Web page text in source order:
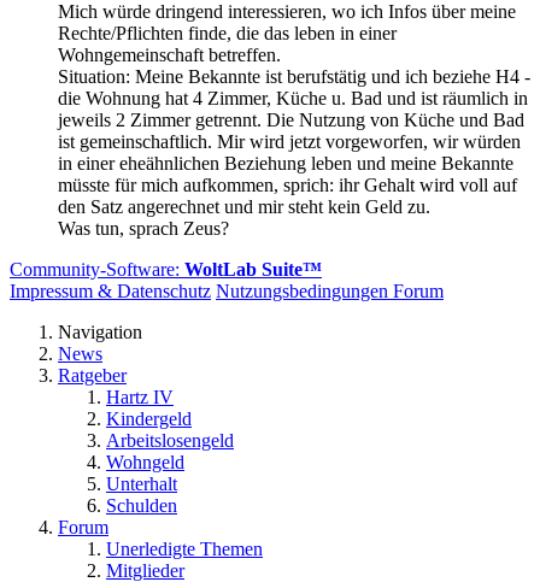
Mich würde dringend interessieren, wo ich Infos über meine
Rechte/Pflichten finde, die das leben in einer
Wohngemeinschaft betreffen.
Situation: Meine Bekannte ist berufstätig und ich beziehe H4 -
die Wohnung hat 4 Zimmer, Küche u. Bad und ist räumlich in
jeweils 2 Zimmer getrennt. Die Nutzung von Küche und Bad
ist gemeinschaftlich. Mir wird jetzt vorgeworfen, wir würden
in einer eheähnlichen Beziehung leben und meine Bekannte
müsste für mich aufkommen, sprich: ihr Gehalt wird voll auf
den Satz angerechnet und mir steht kein Geld zu.
Was tun, sprach Zeus?
Community-Software: WoltLab Suite™
Impressum & Datenschutz Nutzungsbedingungen Forum
Navigation
News
Ratgeber
Hartz IV
Kindergeld
Arbeitslosengeld
Wohngeld
Unterhalt
Schulden
Forum
Unerledigte Themen
Mitglieder